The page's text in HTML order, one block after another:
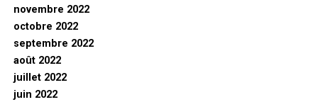
novembre 2022
octobre 2022
septembre 2022
août 2022
juillet 2022
juin 2022